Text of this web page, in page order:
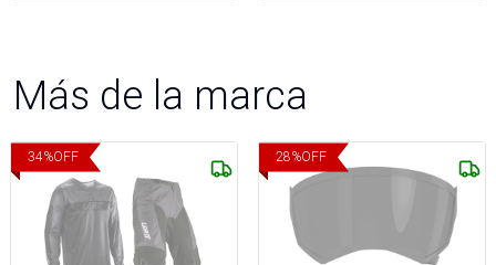
Más de la marca
34%OFF 28%OFF